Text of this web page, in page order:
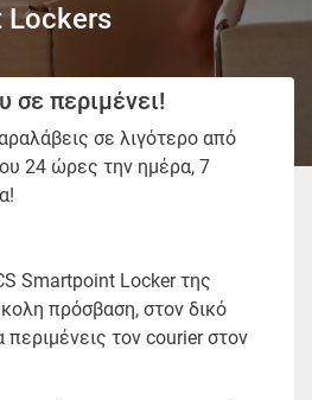
Lockers
σε περιμένει!
σε λιγότερο από
24 ώρες την ημέρα, 7
Smartpoint Locker της
πρόσβαση, στον δικό
τον courier στον